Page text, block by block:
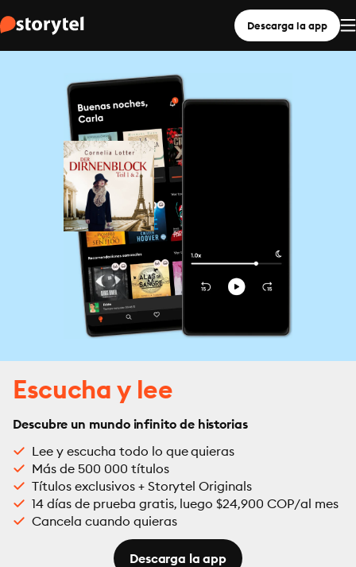
Descarga la app
Escucha y lee
Descubre un mundo infinito de historias
Lee y escucha todo lo que quieras
Más de 500 000 títulos
Títulos exclusivos + Storytel Originals
14 días de prueba gratis, luego $24,900 COP/al mes
Cancela cuando quieras
Descarga la app